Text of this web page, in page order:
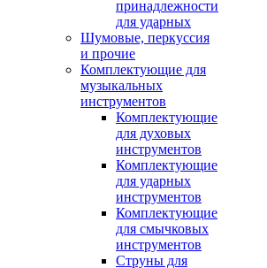
принадлежности
для ударных
Шумовые, перкуссия
и прочие
Комплектующие для
музыкальных
инструментов
Комплектующие
для духовых
инструментов
Комплектующие
для ударных
инструментов
Комплектующие
для смычковых
инструментов
Струны для